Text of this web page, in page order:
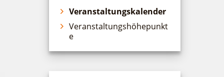
Veranstaltungskalender
Veranstaltungshöhepunkt
e